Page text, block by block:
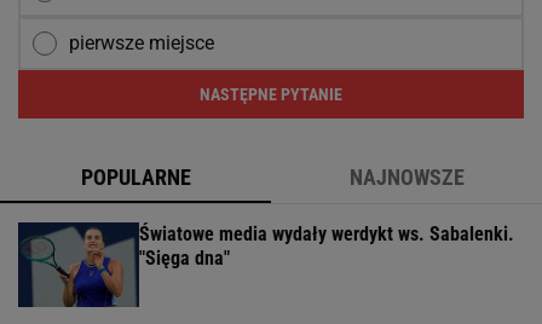
pierwsze miejsce
NASTĘPNE PYTANIE
POPULARNE NAJNOWSZE
Światowe media wydały werdykt ws. Sabalenki.
"Sięga dna"